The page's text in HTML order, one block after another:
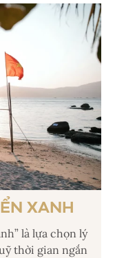
XANH
là lựa chọn lý
thời gian ngắn